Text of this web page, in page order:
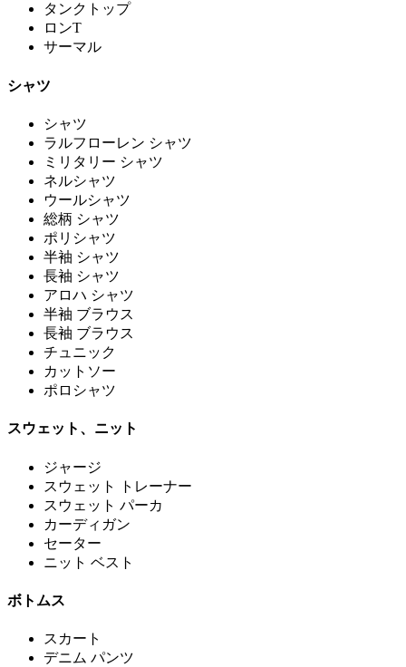
タンクトップ
ロンT
サーマル
シャツ
シャツ
ラルフローレン シャツ
ミリタリー シャツ
ネルシャツ
ウールシャツ
総柄 シャツ
ポリシャツ
半袖 シャツ
長袖 シャツ
アロハ シャツ
半袖 ブラウス
長袖 ブラウス
チュニック
カットソー
ポロシャツ
スウェット、ニット
ジャージ
スウェット トレーナー
スウェット パーカ
カーディガン
セーター
ニット ベスト
ボトムス
スカート
デニム パンツ